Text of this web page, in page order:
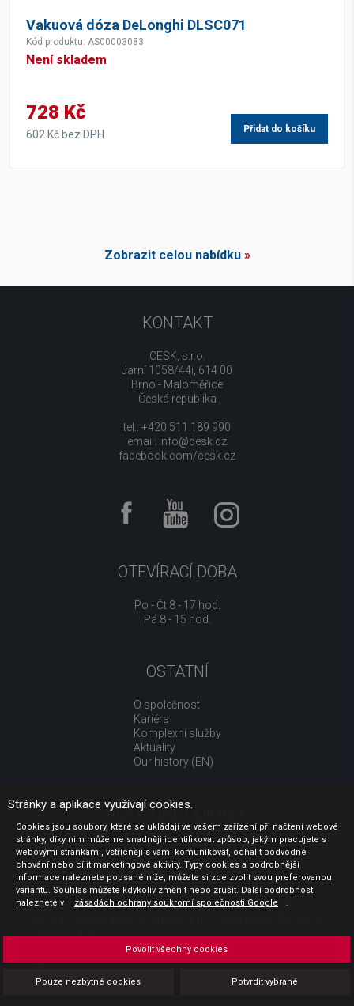
Vakuová dóza DeLonghi DLSC071
Kód produktu: AS00003083
Není skladem
728 Kč
602 Kč bez DPH Přidat do košíku
Zobrazit celou nabídku»
KONTAKT
CESK, s.r.o.
Jarní 1058/44i, 614 00
Brno - Maloměřice
Česká republika
tel.: +420 511 189 990
email: info@cesk.cz
facebook.com/cesk.cz
OTEVÍRACÍ DOBA
Po - Čt 8 - 17 hod.
Pá 8 - 15 hod.
OSTATNÍ
O společnosti
Kariéra
Komplexní služby
Aktuality
Our history (EN)
UŽITEČNÉ ODKAZY
Jak nakupovat
Obchodní podmínky
GDPR - ochrana osobních údajů
Profil zadavatele
Sdělení před uzavřením kupní smlouvy pro spotřebitele
Platba
Povinná publicita
Stránky a aplikace využívají cookies.
Cookies jsou soubory, které se ukládají ve vašem zařízení při načtení webové
stránky, díky nim můžeme snadněji identifikovat způsob, jakým pracujete s
webovými stránkami, vstřícněji s vámi komunikovat, odhalit podvodné
chování nebo cílit marketingové aktivity. Typy cookies a podrobnější
informace naleznete popsané níže, můžete si zde zvolit svou preferovanou
variantu. Souhlas můžete kdykoliv změnit nebo zrušit. Další podrobnosti
naleznete v
zásadách ochrany soukromí společnosti Google .
Pouze nezbytné cookies Potvrdit vybrané
Povolit všechny cookies